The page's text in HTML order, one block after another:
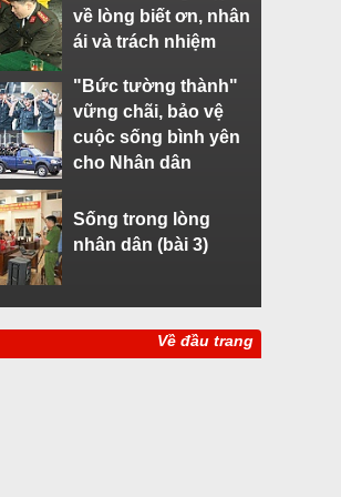
về lòng biết ơn, nhân
ái và trách nhiệm
"Bức tường thành"
vững chãi, bảo vệ
cuộc sống bình yên
cho Nhân dân
Sống trong lòng
nhân dân (bài 3)
Về đầu trang